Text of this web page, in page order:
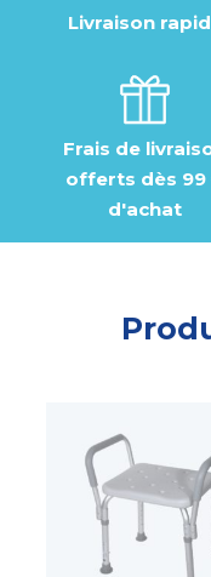
Livraison
Frais de
offerts dès 99
d'achat